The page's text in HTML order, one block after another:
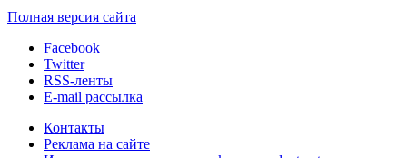
Полная версия сайта
Facebook
Twitter
RSS-ленты
E-mail рассылка
Контакты
Реклама на сайте